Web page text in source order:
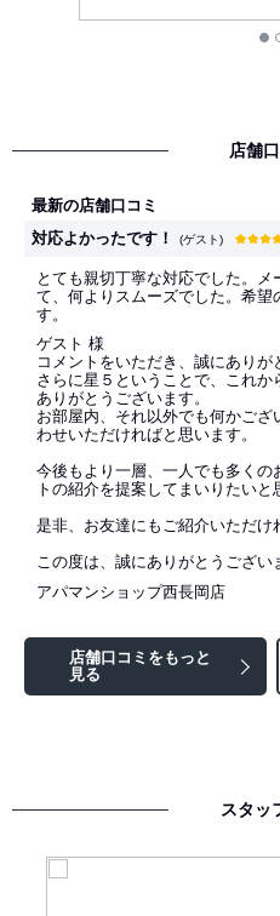
店舗
最新の店舗口コミ
対応よかったです！
(ゲスト)
とても親切丁寧な対応でした。メ
て、何よりスムーズでした。希
す。
ゲスト 様
コメントをいただき、誠にありが
さらに星５ということで、これか
ありがとうございます。
お部屋内、それ以外でも何かご
わせいただければと思います。
今後もより一層、一人でも多く
トの紹介を提案してまいりたいと
是非、お友達にもご紹介いただけ
この度は、誠にありがとうござい
アパマンショップ西長岡店
店舗口コミをもっと
見る
スタッ